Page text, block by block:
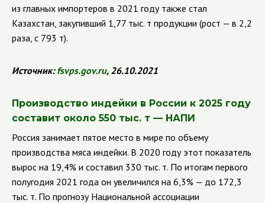
из главных импортеров в 2021 году также стал
Казахстан, закупивший 1,77 тыс. т продукции (рост — в 2,2
раза, с 793 т).
Источник:fsvps.gov.ru, 26.10.2021
Производство индейки в России к 2025 году
составит около 550 тыс. т — НАПИ
Россия занимает пятое место в мире по объему
производства мяса индейки. В 2020 году этот показатель
вырос на 19,4% и составил 330 тыс. т. По итогам первого
полугодия 2021 года он увеличился на 6,3% — до 172,3
тыс. т. По прогнозу Национальной ассоциации